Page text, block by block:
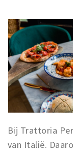
Bij Trattoria
van Italië.